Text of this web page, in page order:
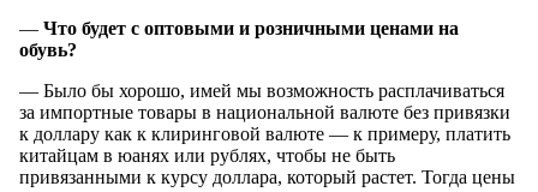
— Что будет с оптовыми и розничными ценами на
обувь?
— Было бы хорошо, имей мы возможность расплачиваться
за импортные товары в национальной валюте без привязки
к доллару как к клиринговой валюте — к примеру, платить
китайцам в юанях или рублях, чтобы не быть
привязанными к курсу доллара, который растет. Тогда цены